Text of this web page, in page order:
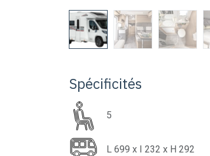
Spécificités
5
L 699 x I 232 x H 292